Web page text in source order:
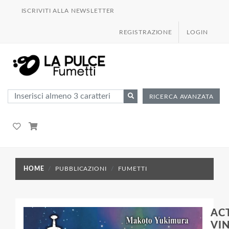
ISCRIVITI ALLA NEWSLETTER
REGISTRAZIONE LOGIN
RICERCA AVANZATA
HOME PUBBLICAZIONI FUMETTI